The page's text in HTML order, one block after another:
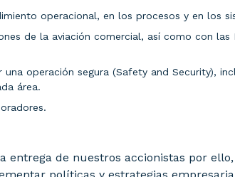
operacional, en los procesos y en los
de la aviación comercial, así como con las
operación segura (Safety and Security),
área.
de nuestros accionistas por